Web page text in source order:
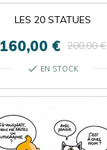
LES 20 STATUES
160,00 € 200,00 €
check EN STOCK